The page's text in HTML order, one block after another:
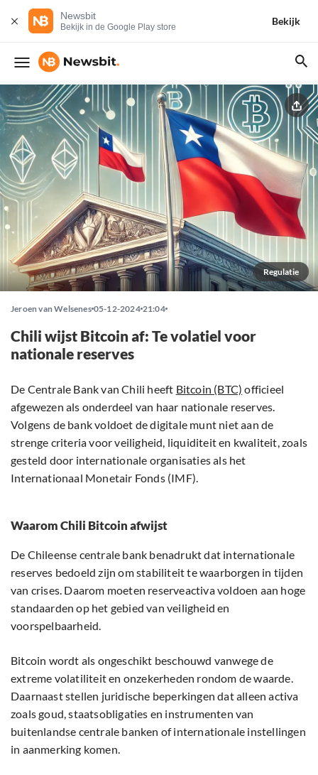
Newsbit
Bekijk in de Google Play store
Bekijk
Regulatie
Jeroen van Welsenes 05-12-2024 21:04
Chili wijst Bitcoin af: Te volatiel voor
nationale reserves
De Centrale Bank van Chili heeft Bitcoin (BTC) officieel
afgewezen als onderdeel van haar nationale reserves.
Volgens de bank voldoet de digitale munt niet aan de
strenge criteria voor veiligheid, liquiditeit en kwaliteit, zoals
gesteld door internationale organisaties als het
Internationaal Monetair Fonds (IMF).
Waarom Chili Bitcoin afwijst
De Chileense centrale bank benadrukt dat internationale
reserves bedoeld zijn om stabiliteit te waarborgen in tijden
van crises. Daarom moeten reserveactiva voldoen aan hoge
standaarden op het gebied van veiligheid en
voorspelbaarheid.
Bitcoin wordt als ongeschikt beschouwd vanwege de
extreme volatiliteit en onzekerheden rondom de waarde.
Daarnaast stellen juridische beperkingen dat alleen activa
zoals goud, staatsobligaties en instrumenten van
buitenlandse centrale banken of internationale instellingen
in aanmerking komen.